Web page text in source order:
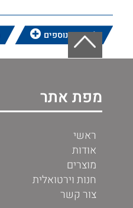
לפרטים נוספים
מפת אתר
ראשי
אודות
מוצרים
חנות וירטואלית
צור קשר